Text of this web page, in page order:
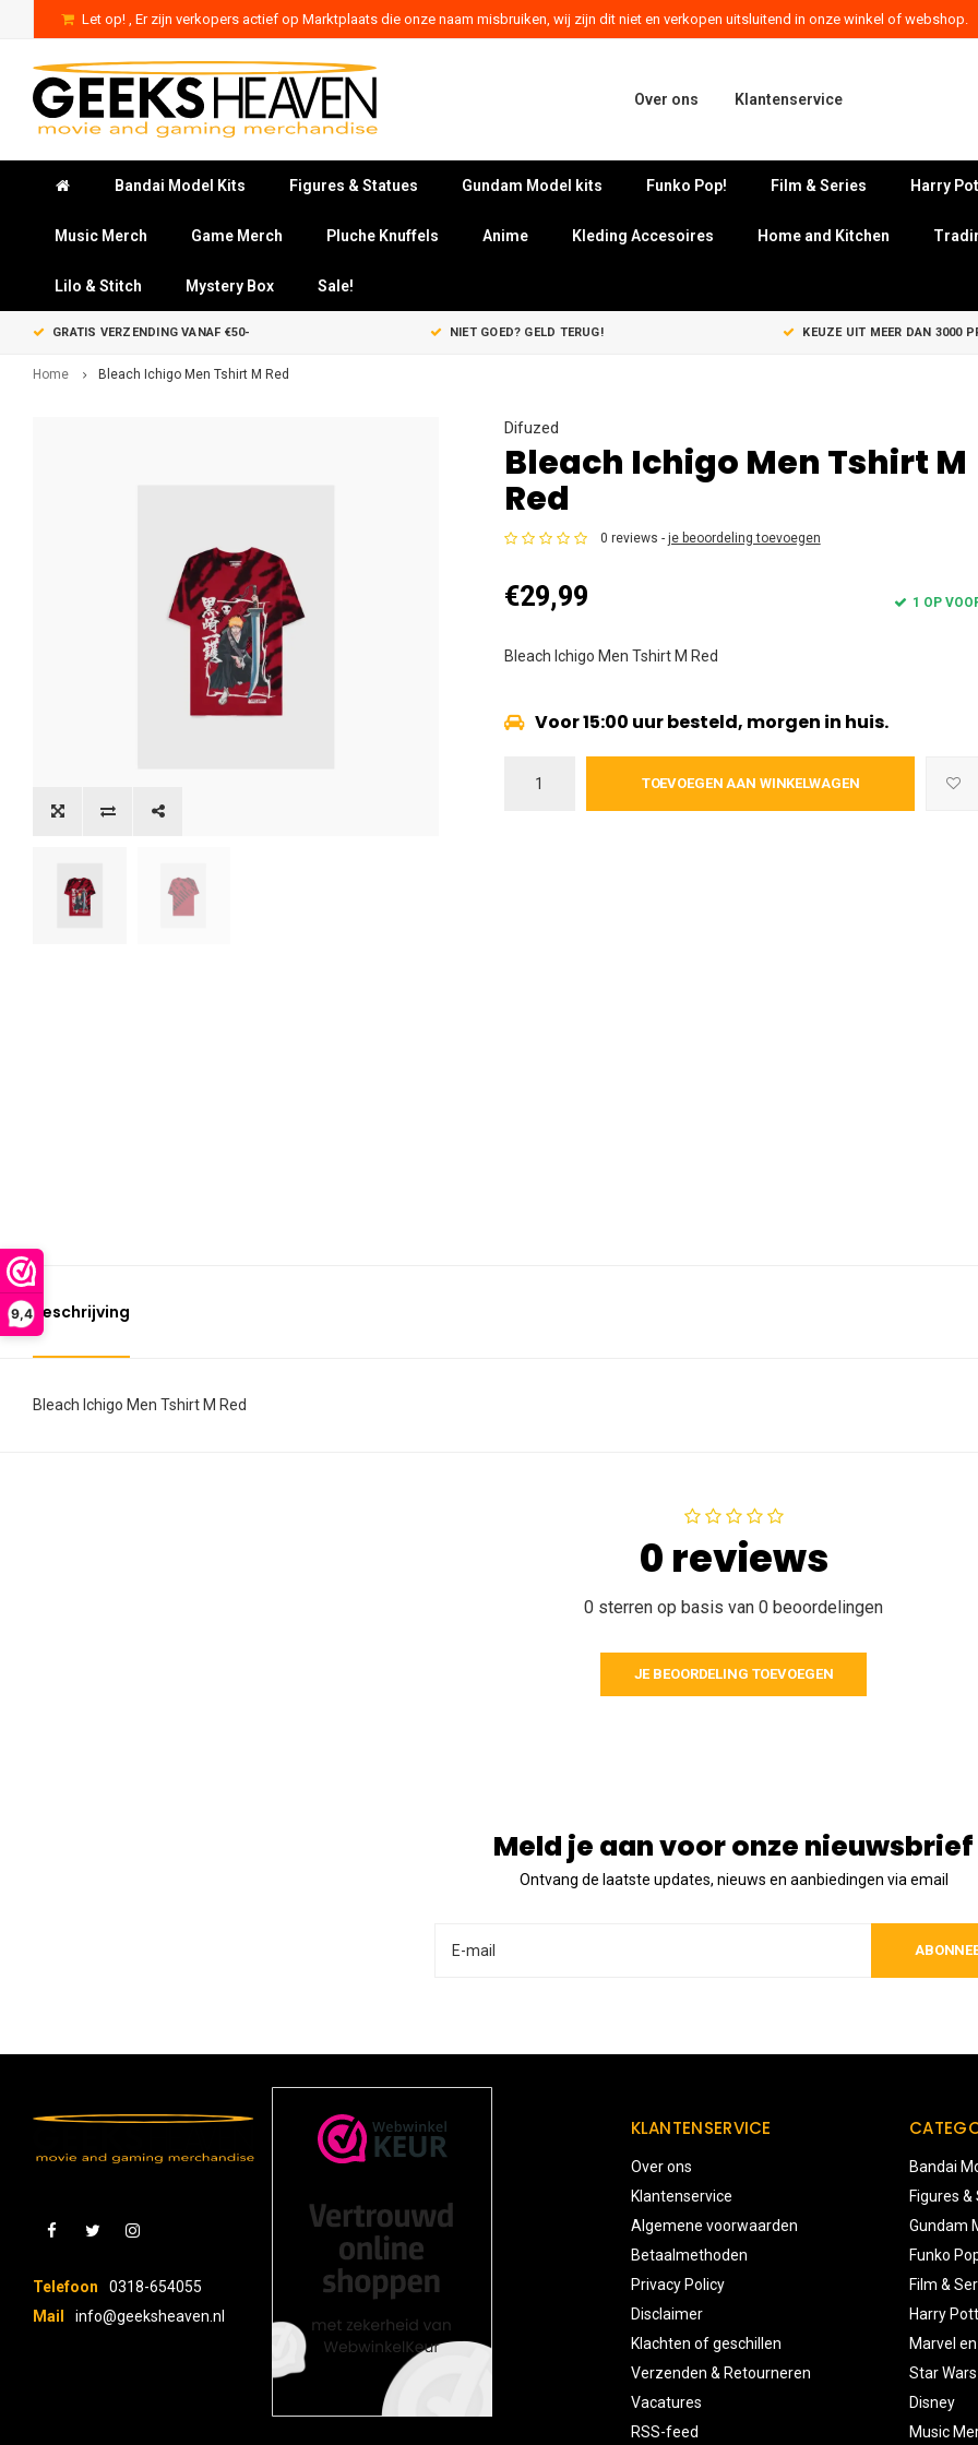
9,4
Let op! , Er zijn verkopers actief op Marktplaats die onze naam misbruiken, wij zijn dit niet en verkopen uitsluitend in onze winkel of webshop.
Over ons Klantenservice
Bandai Model Kits Figures & Statues Gundam Model kits Funko Pop! Film & Series Harry
Music Merch Game Merch Pluche Knuffels Anime Kleding Accesoires Home and Kitchen
Lilo & Stitch Mystery Box Sale!
GRATIS VERZENDING VANAF €50- NIET GOED? GELD TERUG! KEUZE UIT MEER DAN 3000
Home Bleach Ichigo Men Tshirt M Red
Difuzed
Bleach Ichigo Men Tshirt M
Red
0 reviews - je beoordeling toevoegen
€29,99 1 OP
Bleach Ichigo Men Tshirt M Red
Voor 15:00 uur besteld, morgen in huis.
TOEVOEGEN AAN WINKELWAGEN
Beschrijving
Bleach Ichigo Men Tshirt M Red
0 reviews
0 sterren op basis van 0 beoordelingen
JE BEOORDELING TOEVOEGEN
Meld je aan voor onze nieuwsbrief
Ontvang de laatste updates, nieuws en aanbiedingen via email
Telefoon
0318-654055
Mail
info@geeksheaven.nl
KLANTENSERVICE
Over ons
Klantenservice
Algemene voorwaarden
Betaalmethoden
Privacy Policy
Disclaimer
Klachten of geschillen
Verzenden & Retourneren
Vacatures
RSS-feed
Bandai
Figures
Gundam
Funko
Film &
Harry
Marvel en
Star Wars
Disney
Music